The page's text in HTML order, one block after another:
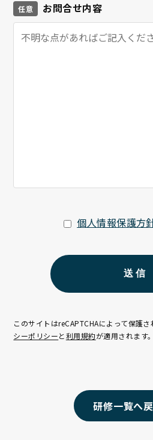
任意 お問合せ内容
個人情報保護方
このサイトはreCAPTCHAによって保護
シーポリシーと利用規約が適用されます。
研修一覧へ